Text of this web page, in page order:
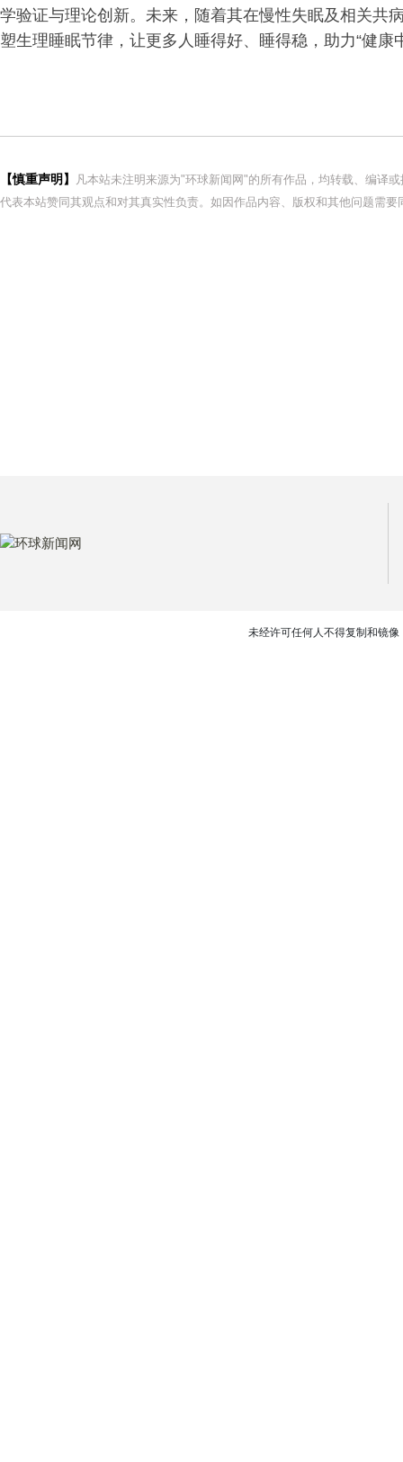
学验证与理论创新。未来，随着其在慢性失眠及相关共
塑生理睡眠节律，让更多人睡得好、睡得稳，助力“健康
【慎重声明】
凡本站未注明来源为"环球新闻网"的所有作品，均转载、编译
代表本站赞同其观点和对其真实性负责。如因作品内容、版权和其他问题需
未经许可任何人不得复制和镜